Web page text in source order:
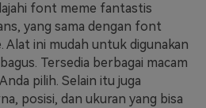
font meme fantastis
yang sama dengan font
Alat ini mudah untuk digunakan
Tersedia berbagai macam
pilih. Selain itu juga
posisi, dan ukuran yang bisa